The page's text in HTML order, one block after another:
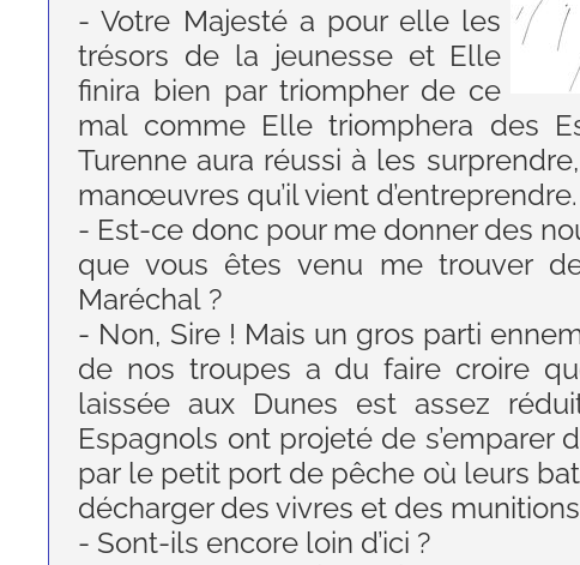
- Votre Majesté a pour elle les
trésors de la jeunesse et Elle
finira bien par triompher de ce
mal comme Elle triomphera des
Turenne aura réussi à les
manœuvres qu’il vient d’entreprendre.
- Est-ce donc pour me donner des
que vous êtes venu me trouver
Maréchal ?
- Non, Sire ! Mais un gros parti
de nos troupes a du faire croire
laissée aux Dunes est assez
Espagnols ont projeté de s’emparer
par le petit port de pêche où leurs
décharger des vivres et des
- Sont-ils encore loin d’ici ?